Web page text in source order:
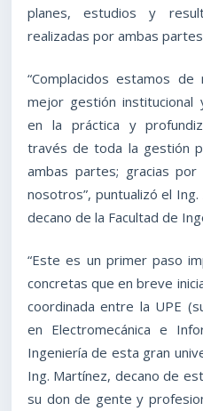
planes, estudios y
realizadas por ambas
“Complacidos estamos
mejor gestión institucional
en la práctica y
través de toda la gestión
ambas partes; gracias por
nosotros”, puntualizó el Ing.
decano de la Facultad de
“Este es un primer paso
concretas que en breve
coordinada entre la UPE
en Electromecánica e
Ingeniería de esta gran
Ing. Martínez, decano de
su don de gente y